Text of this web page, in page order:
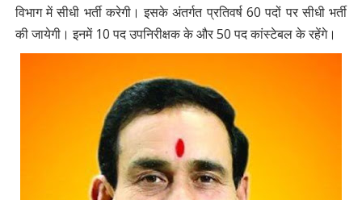
विभाग में सीधी भर्ती करेगी। इसके अंतर्गत प्रतिवर्ष 60 पदों पर सीधी भर्ती
की जायेगी। इनमें 10 पद उपनिरीक्षक के और 50 पद कांस्टेबल के रहेंगे।